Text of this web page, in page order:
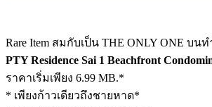
Rare Item สมกับเป็น THE ONLY ONE บ
PTY Residence Sai 1 Beachfront
ราคาเริ่มเพียง 6.99 MB.*
* เพียงก้าวเดียวถึงชายหาด*